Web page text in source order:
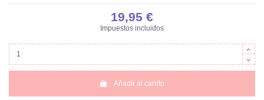
19,95 €
Impuestos incluidos
Añadir al carrito